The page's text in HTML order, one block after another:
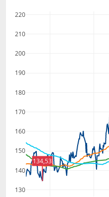
130
140
150
160
170
180
190
200
210
220
134,53